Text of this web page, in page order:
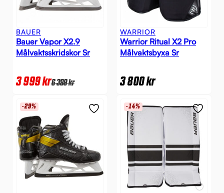
BAUER
Bauer Vapor X2.9
Målvaktsskridskor Sr
3 999kr6 399kr
WARRIOR
Warrior Ritual X2 Pro
Målvaktsbyxa Sr
3 800kr
-29% -14%